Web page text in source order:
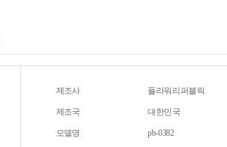
제조사 플라워리퍼블릭
제조국 대한민국
모델명 pb-0382